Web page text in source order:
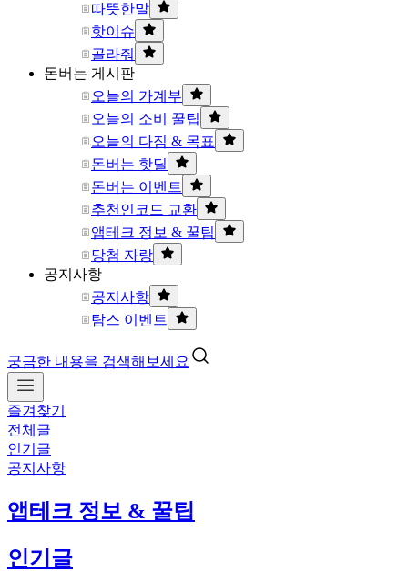
따뜻한말
핫이슈
골라줘
돈버는 게시판
오늘의 가계부
오늘의 소비 꿀팁
오늘의 다짐 & 목표
돈버는 핫딜
돈버는 이벤트
추천인코드 교환
앱테크 정보 & 꿀팁
당첨 자랑
공지사항
공지사항
탐스 이벤트
궁금한 내용을 검색해보세요
즐겨찾기
전체글
인기글
공지사항
앱테크 정보 & 꿀팁
인기글